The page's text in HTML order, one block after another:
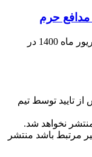
حرم
به دلیل شدت عارضه شیمیایی در روز 10 شهریور ماه 1400 در
تایید توسط تیم
نخواهد شد.
مرتبط باشد منتشر